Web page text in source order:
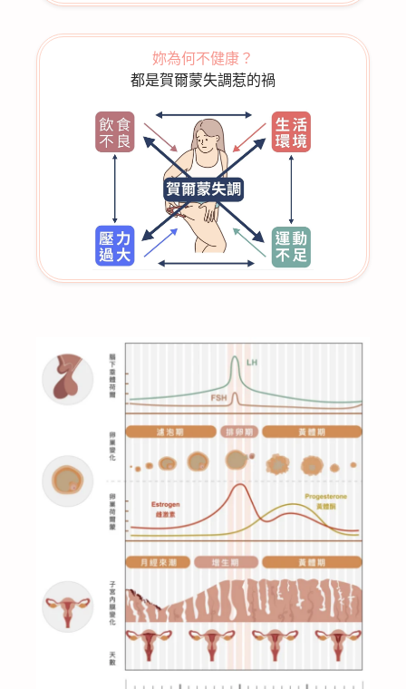
妳為何不健康？
都是賀爾蒙失調惹的禍